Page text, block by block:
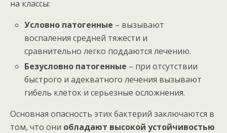
на классы:
Условно патогенные – вызывают
воспаления средней тяжести и
сравнительно легко поддаются лечению.
Безусловно патогенные – при отсутствии
быстрого и адекватного лечения вызывают
гибель клеток и серьезные осложнения.
Основная опасность этих бактерий заключаются в
том, что они обладают высокой устойчивостью